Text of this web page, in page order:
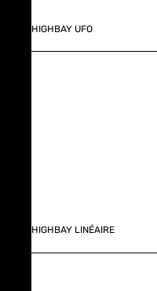
HIGHBAY UFO
HIGHBAY LINÉAIRE